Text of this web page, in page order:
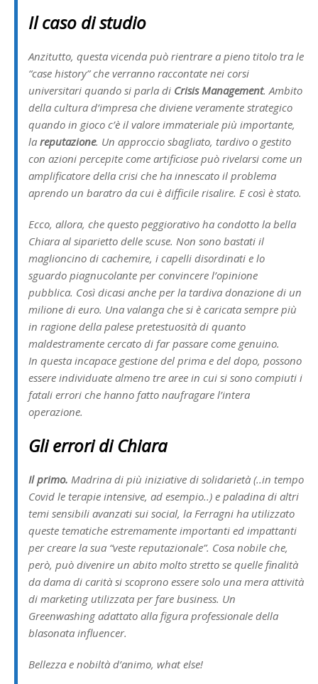
Il caso di studio
Anzitutto, questa vicenda può rientrare a pieno titolo tra le
“case history” che verranno raccontate nei corsi
universitari quando si parla di Crisis Management. Ambito
della cultura d’impresa che diviene veramente strategico
quando in gioco c’è il valore immateriale più importante,
la reputazione. Un approccio sbagliato, tardivo o gestito
con azioni percepite come artificiose può rivelarsi come un
amplificatore della crisi che ha innescato il problema
aprendo un baratro da cui è difficile risalire. E così è stato.
Ecco, allora, che questo peggiorativo ha condotto la bella
Chiara al siparietto delle scuse. Non sono bastati il
maglioncino di cachemire, i capelli disordinati e lo
sguardo piagnucolante per convincere l’opinione
pubblica. Così dicasi anche per la tardiva donazione di un
milione di euro. Una valanga che si è caricata sempre più
in ragione della palese pretestuosità di quanto
maldestramente cercato di far passare come genuino.
In questa incapace gestione del prima e del dopo, possono
essere individuate almeno tre aree in cui si sono compiuti i
fatali errori che hanno fatto naufragare l’intera
operazione.
Gli errori di Chiara
Il primo. Madrina di più iniziative di solidarietà (..in tempo
Covid le terapie intensive, ad esempio..) e paladina di altri
temi sensibili avanzati sui social, la Ferragni ha utilizzato
queste tematiche estremamente importanti ed impattanti
per creare la sua “veste reputazionale”. Cosa nobile che,
però, può divenire un abito molto stretto se quelle finalità
da dama di carità si scoprono essere solo una mera attività
di marketing utilizzata per fare business. Un
Greenwashing adattato alla figura professionale della
blasonata influencer.
Bellezza e nobiltà d’animo, what else!